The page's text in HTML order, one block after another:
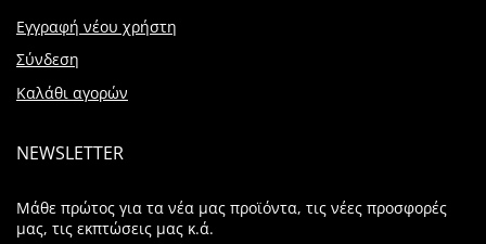
Εγγραφή νέου χρήστη
Σύνδεση
Καλάθι αγορών
NEWSLETTER
Μάθε πρώτος για τα νέα μας προϊόντα, τις νέες προσφορές
μας, τις εκπτώσεις μας κ.ά.